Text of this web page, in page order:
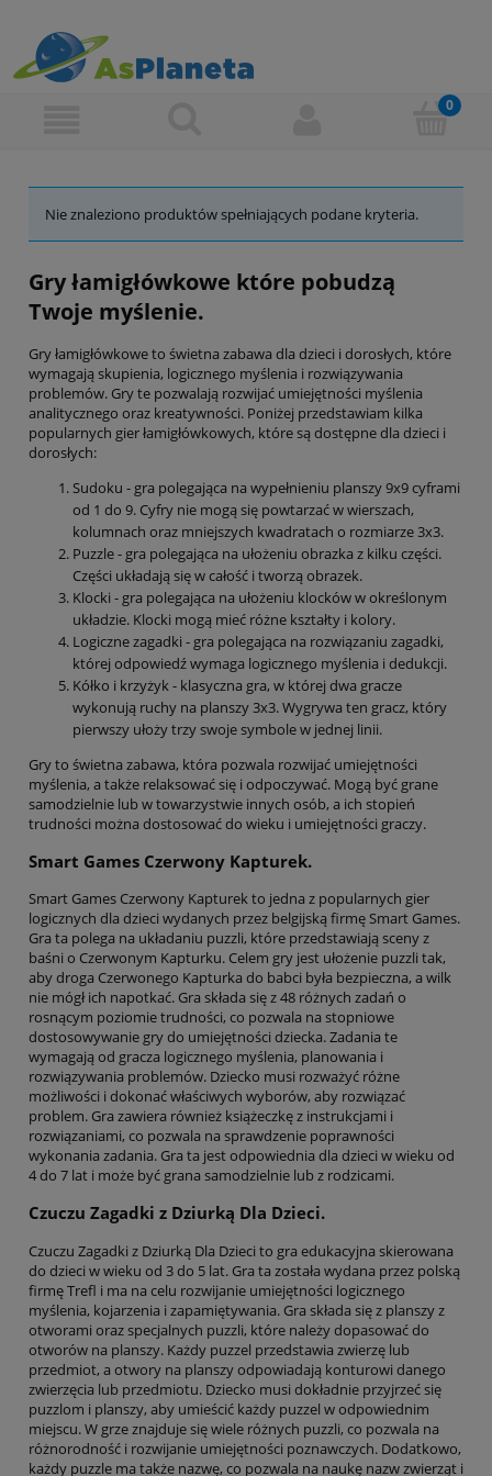
Nie znaleziono produktów spełniających podane kryteria.
Gry łamigłówkowe które pobudzą
Twoje myślenie.
Gry łamigłówkowe to świetna zabawa dla dzieci i dorosłych, które
wymagają skupienia, logicznego myślenia i rozwiązywania
problemów. Gry te pozwalają rozwijać umiejętności myślenia
analitycznego oraz kreatywności. Poniżej przedstawiam kilka
popularnych gier łamigłówkowych, które są dostępne dla dzieci i
dorosłych:
Sudoku - gra polegająca na wypełnieniu planszy 9x9 cyframi
od 1 do 9. Cyfry nie mogą się powtarzać w wierszach,
kolumnach oraz mniejszych kwadratach o rozmiarze 3x3.
Puzzle - gra polegająca na ułożeniu obrazka z kilku części.
Części układają się w całość i tworzą obrazek.
Klocki - gra polegająca na ułożeniu klocków w określonym
układzie. Klocki mogą mieć różne kształty i kolory.
Logiczne zagadki - gra polegająca na rozwiązaniu zagadki,
której odpowiedź wymaga logicznego myślenia i dedukcji.
Kółko i krzyżyk - klasyczna gra, w której dwa gracze
wykonują ruchy na planszy 3x3. Wygrywa ten gracz, który
pierwszy ułoży trzy swoje symbole w jednej linii.
Gry to świetna zabawa, która pozwala rozwijać umiejętności
myślenia, a także relaksować się i odpoczywać. Mogą być grane
samodzielnie lub w towarzystwie innych osób, a ich stopień
trudności można dostosować do wieku i umiejętności graczy.
Smart Games Czerwony Kapturek.
Smart Games Czerwony Kapturek to jedna z popularnych gier
logicznych dla dzieci wydanych przez belgijską firmę Smart Games.
Gra ta polega na układaniu puzzli, które przedstawiają sceny z
baśni o Czerwonym Kapturku. Celem gry jest ułożenie puzzli tak,
aby droga Czerwonego Kapturka do babci była bezpieczna, a wilk
nie mógł ich napotkać. Gra składa się z 48 różnych zadań o
rosnącym poziomie trudności, co pozwala na stopniowe
dostosowywanie gry do umiejętności dziecka. Zadania te
wymagają od gracza logicznego myślenia, planowania i
rozwiązywania problemów. Dziecko musi rozważyć różne
możliwości i dokonać właściwych wyborów, aby rozwiązać
problem. Gra zawiera również książeczkę z instrukcjami i
rozwiązaniami, co pozwala na sprawdzenie poprawności
wykonania zadania. Gra ta jest odpowiednia dla dzieci w wieku od
4 do 7 lat i może być grana samodzielnie lub z rodzicami.
Czuczu Zagadki z Dziurką Dla Dzieci.
Czuczu Zagadki z Dziurką Dla Dzieci to gra edukacyjna skierowana
do dzieci w wieku od 3 do 5 lat. Gra ta została wydana przez polską
firmę Trefl i ma na celu rozwijanie umiejętności logicznego
myślenia, kojarzenia i zapamiętywania. Gra składa się z planszy z
otworami oraz specjalnych puzzli, które należy dopasować do
otworów na planszy. Każdy puzzel przedstawia zwierzę lub
przedmiot, a otwory na planszy odpowiadają konturowi danego
zwierzęcia lub przedmiotu. Dziecko musi dokładnie przyjrzeć się
puzzlom i planszy, aby umieścić każdy puzzel w odpowiednim
miejscu. W grze znajduje się wiele różnych puzzli, co pozwala na
różnorodność i rozwijanie umiejętności poznawczych. Dodatkowo,
każdy puzzle ma także nazwę, co pozwala na naukę nazw zwierząt i